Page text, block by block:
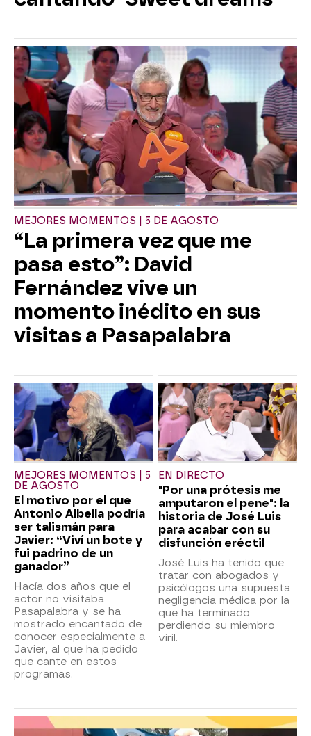
MEJORES MOMENTOS | 5 DE AGOSTO
“La primera vez que me
pasa esto”: David
Fernández vive un
momento inédito en sus
visitas a Pasapalabra
MEJORES MOMENTOS | 5
DE AGOSTO
El motivo por el que
Antonio Albella podría
ser talismán para
Javier: “Viví un bote y
fui padrino de un
ganador”
Hacía dos años que el
actor no visitaba
Pasapalabra y se ha
mostrado encantado de
conocer especialmente a
Javier, al que ha pedido
que cante en estos
programas.
EN DIRECTO
"Por una prótesis me
amputaron el pene": la
historia de José Luis
para acabar con su
disfunción eréctil
José Luis ha tenido que
tratar con abogados y
psicólogos una supuesta
negligencia médica por la
que ha terminado
perdiendo su miembro
viril.